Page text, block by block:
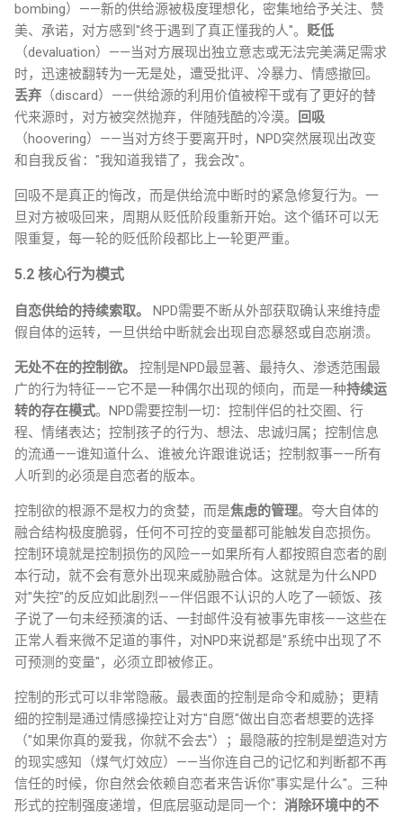
bombing）——新的供给源被极度理想化，密集地给予关注、赞
美、承诺，对方感到"终于遇到了真正懂我的人"。 贬低
（devaluation）——当对方展现出独立意志或无法完美满足需求
时，迅速被翻转为一无是处，遭受批评、冷暴力、情感撤回。
丢弃 （discard）——供给源的利用价值被榨干或有了更好的替
代来源时，对方被突然抛弃，伴随残酷的冷漠。
回吸
（hoovering）——当对方终于要离开时，NPD突然展现出改变
和自我反省："我知道我错了，我会改"。
回吸不是真正的悔改，而是供给流中断时的紧急修复行为。一
旦对方被吸回来，周期从贬低阶段重新开始。这个循环可以无
限重复，每一轮的贬低阶段都比上一轮更严重。
5.2 核心行为模式
自恋供给的持续索取。
NPD需要不断从外部获取确认来维持虚
假自体的运转，一旦供给中断就会出现自恋暴怒或自恋崩溃。
无处不在的控制欲。
控制是NPD最显著、最持久、渗透范围最
广的行为特征——它不是一种偶尔出现的倾向，而是一种持续运
转的存在模式。NPD需要控制一切：控制伴侣的社交圈、行
程、情绪表达；控制孩子的行为、想法、忠诚归属；控制信息
的流通——谁知道什么、谁被允许跟谁说话；控制叙事——所有
人听到的必须是自恋者的版本。
控制欲的根源不是权力的贪婪，而是焦虑的管理。夸大自体的
融合结构极度脆弱，任何不可控的变量都可能触发自恋损伤。
控制环境就是控制损伤的风险——如果所有人都按照自恋者的剧
本行动，就不会有意外出现来威胁融合体。这就是为什么NPD
对"失控"的反应如此剧烈——伴侣跟不认识的人吃了一顿饭、孩
子说了一句未经预演的话、一封邮件没有被事先审核——这些在
正常人看来微不足道的事件，对NPD来说都是"系统中出现了不
可预测的变量"，必须立即被修正。
控制的形式可以非常隐蔽。最表面的控制是命令和威胁；更精
细的控制是通过情感操控让对方"自愿"做出自恋者想要的选择
（"如果你真的爱我，你就不会去"）；最隐蔽的控制是塑造对方
的现实感知（煤气灯效应）——当你连自己的记忆和判断都不再
信任的时候，你自然会依赖自恋者来告诉你"事实是什么"。三种
形式的控制强度递增，但底层驱动是同一个： 消除环境中的不